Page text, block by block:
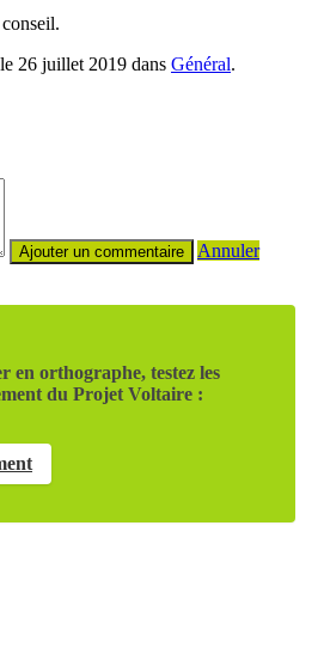
le 26 juillet 2019 dans Général.
Annuler
en orthographe, testez les
du Projet Voltaire :